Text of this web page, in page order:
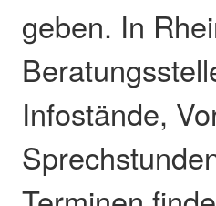
geben. In
Infostände,